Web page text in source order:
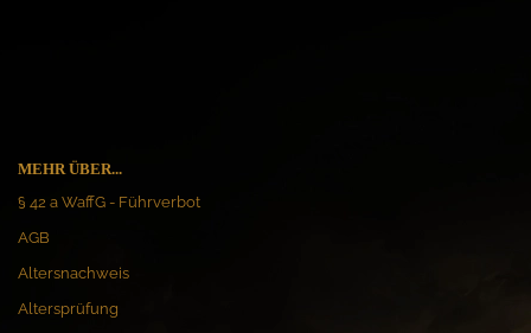
MEHR ÜBER...
§ 42 a WaffG - Führverbot
AGB
Altersnachweis
Altersprüfung